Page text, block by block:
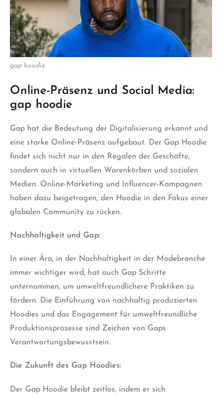
gap hoodie
Online-Präsenz und Social Media:
gap hoodie
Gap hat die Bedeutung der Digitalisierung erkannt und
eine starke Online-Präsenz aufgebaut. Der Gap Hoodie
findet sich nicht nur in den Regalen der Geschäfte,
sondern auch in virtuellen Warenkörben und sozialen
Medien. Online-Marketing und Influencer-Kampagnen
haben dazu beigetragen, den Hoodie in den Fokus einer
globalen Community zu rücken.
Nachhaltigkeit und Gap:
In einer Ära, in der Nachhaltigkeit in der Modebranche
immer wichtiger wird, hat auch Gap Schritte
unternommen, um umweltfreundlichere Praktiken zu
fördern. Die Einführung von nachhaltig produzierten
Hoodies und das Engagement für umweltfreundliche
Produktionsprozesse sind Zeichen von Gaps
Verantwortungsbewusstsein.
Die Zukunft des Gap Hoodies:
Der Gap Hoodie bleibt zeitlos, indem er sich